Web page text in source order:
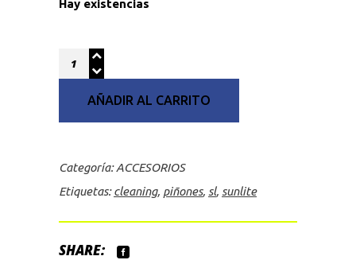
Hay existencias
Quantity
AÑADIR AL CARRITO
Categoría:ACCESORIOS
Etiquetas:cleaning, piñones, sl, sunlite
SHARE: